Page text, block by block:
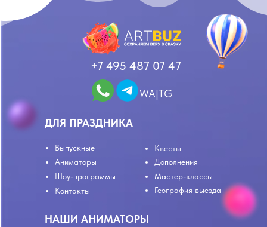
НАШИ АНИМАТОРЫ
+7 495 487 07 47
ДЛЯ ПРАЗДНИКА
Аниматоры
Шоу-программы
Квесты
Мастер-классы
Дополнения
WA|TG
Контакты География выезда
Выпускные